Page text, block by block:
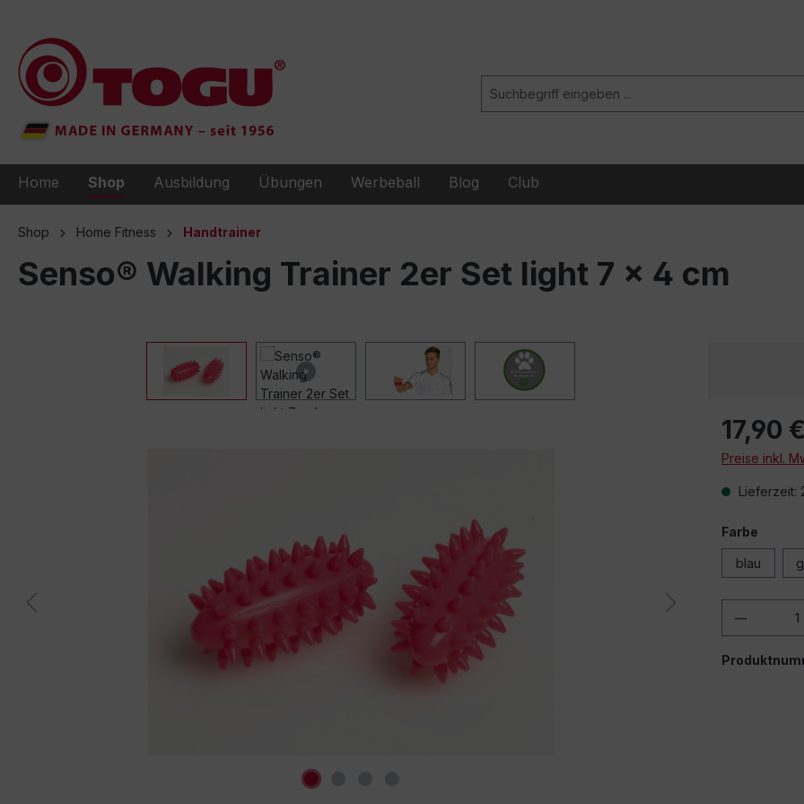
Home Shop Ausbildung Übungen Werbeball Blog Club
Shop Home Fitness Handtrainer
Senso® Walking Trainer 2er Set light 7 x 4 cm
Beim
17,90
Preise inkl.
Lieferzeit:
Farbe
blau